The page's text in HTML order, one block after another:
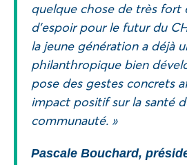
quelque chose de très fort
d’espoir pour le futur du
la jeune génération a déjà
philanthropique bien
pose des gestes concrets
impact positif sur la santé
communauté. »
Pascale Bouchard,